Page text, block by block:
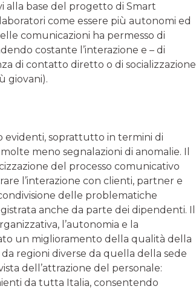
alla base del progetto di Smart
come essere più autonomi ed
comunicazioni ha permesso di
costante l’interazione e – di
di contatto diretto o di socializzazione
giovani).
evidenti, soprattutto in termini di
meno segnalazioni di anomalie. Il
del processo comunicativo
l’interazione con clienti, partner e
delle problematiche
anche da parte dei dipendenti. Il
l’autonomia e la
un miglioramento della qualità della
regioni diverse da quella della sede
dell’attrazione del personale:
da tutta Italia, consentendo